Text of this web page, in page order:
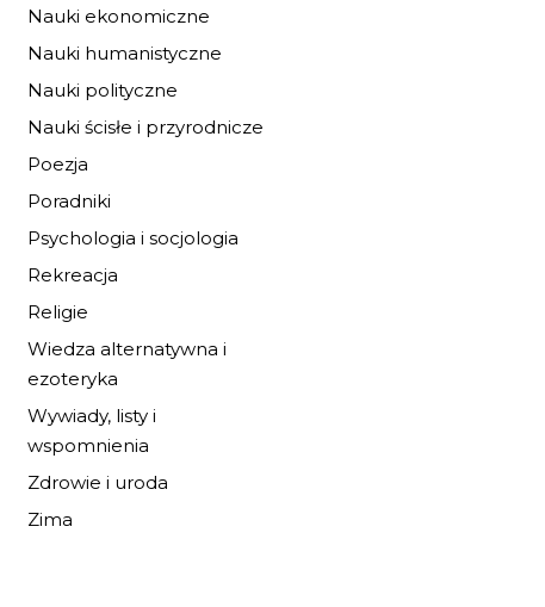
Nauki ekonomiczne
Nauki humanistyczne
Nauki polityczne
Nauki ścisłe i przyrodnicze
Poezja
Poradniki
Psychologia i socjologia
Rekreacja
Religie
Wiedza alternatywna i
ezoteryka
Wywiady, listy i
wspomnienia
Zdrowie i uroda
Zima